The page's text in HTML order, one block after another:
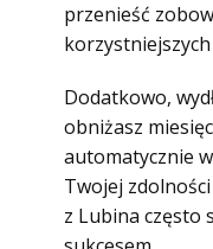
przenieść
Dodatkowo,
obniżasz
automatycznie
Twojej
z Lubina często